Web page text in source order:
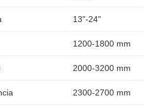
13"-24"
1200-1800 mm
2000-3200 mm
2300-2700 mm